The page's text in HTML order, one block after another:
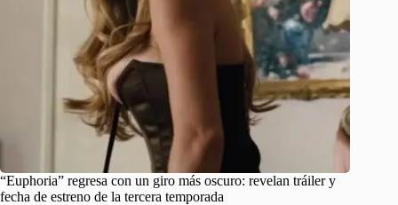
“Euphoria” regresa con un giro más oscuro: revelan tráiler y
fecha de estreno de la tercera temporada